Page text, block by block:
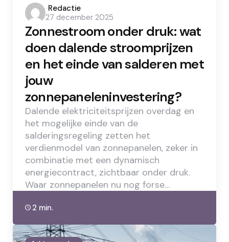
Posted
by
Redactie
27 december 2025
Zonnestroom onder druk: wat
doen dalende stroomprijzen
en het einde van salderen met
jouw
zonnepaneleninvestering?
Dalende elektriciteitsprijzen overdag en
het mogelijke einde van de
salderingsregeling zetten het
verdienmodel van zonnepanelen, zeker in
combinatie met een dynamisch
energiecontract, zichtbaar onder druk.
Waar zonnepanelen nu nog forse…
2 min.